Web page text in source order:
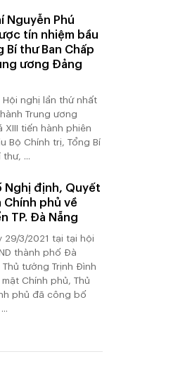
Nguyễn Phú
tín nhiệm bầu
Bí thư Ban Chấp
ương Đảng
Hội nghị lần thứ nhất
Trung ương
XIII tiến hành phiên
Bộ Chính trị, Tổng Bí
thư, ...
Nghị định, Quyết
Chính phủ về
TP. Đà Nẵng
29/3/2021 tại tại hội
thành phố Đà
Thủ tướng Trịnh Đình
Chính phủ, Thủ
phủ đã công bố